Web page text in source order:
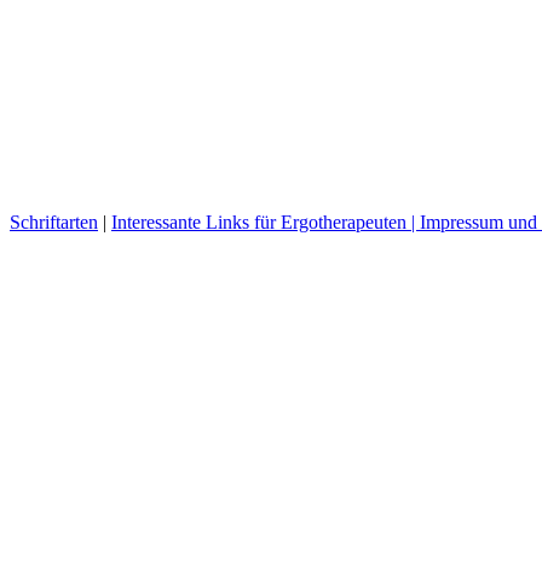
Schriftarten | Interessante Links für Ergotherapeuten | Impressum